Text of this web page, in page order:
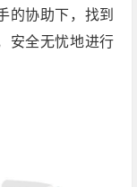
的协助下，找到
安全无忧地进行